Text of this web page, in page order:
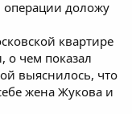
операции доложу
квартире
о чем показал
выяснилось, что
жена Жукова и